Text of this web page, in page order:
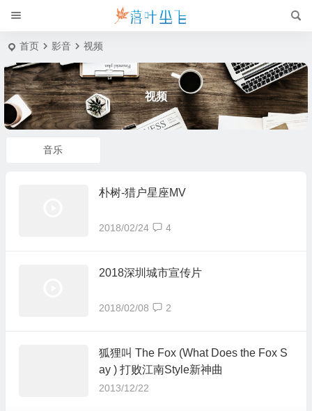
首页 影音 视频
视频
音乐
朴树-猎户星座MV
2018/02/24 4
2018深圳城市宣传片
2018/02/08 2
狐狸叫 The Fox (What Does the Fox S
ay ) 打败江南Style新神曲
2013/12/22